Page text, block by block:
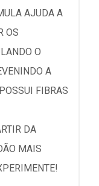
AJUDA A
OS
O
A
FIBRAS
DA
MAIS